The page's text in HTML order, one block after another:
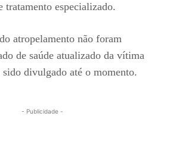
tratamento especializado.
atropelamento não foram
de saúde atualizado da vítima
divulgado até o momento.
- Publicidade -